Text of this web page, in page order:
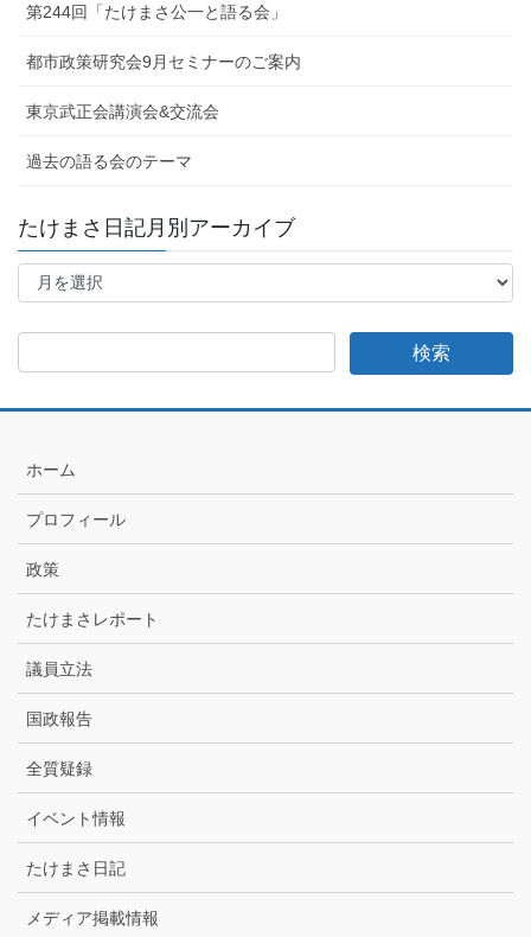
第244回「たけまさ公一と語る会」
都市政策研究会9月セミナーのご案内
東京武正会講演会&交流会
過去の語る会のテーマ
たけまさ日記月別アーカイブ
た
さ
月
カ
ブ
ホーム
プロフィール
政策
たけまさレポート
議員立法
国政報告
全質疑録
イベント情報
たけまさ日記
メディア掲載情報